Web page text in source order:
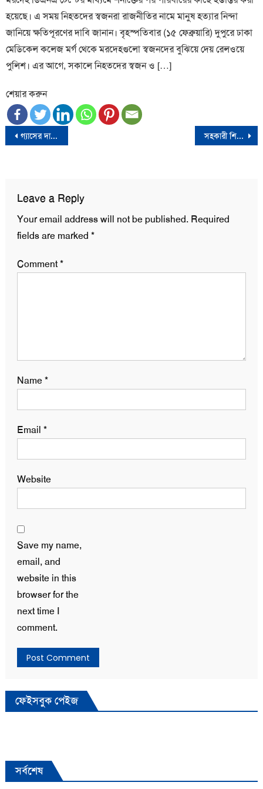
হয়েছে। এ সময় নিহতদের স্বজনরা রাজনীতির নামে মানুষ হত্যার নিন্দা
জানিয়ে ক্ষতিপূরণের দাবি জানান। বৃহস্পতিবার (১৫ ফেব্রুয়ারি) দুপুরে ঢাকা
মেডিকেল কলেজ মর্গ থেকে মরদেহগুলো স্বজনদের বুঝিয়ে দেয় রেলওয়ে
পুলিশ। এর আগে, সকালে নিহতদের স্বজন ও […]
শেয়ার করুন
Post
গ্যাসের দাম বাড়ানোয় যে ব্যাখ্যা দিলো মন্ত্রণালয় সহকারী শিক্ষক নিয়োগে প্রথম ধাপের চূড়ান্ত ফল প্রকাশ
Leave a Reply
Your email address will not be published. Required
fields are marked *
Comment*
Name*
Email *
Website
Save my name,
email, and
website in this
browser for the
next time I
comment.
ফেইসবুক পেইজ
সর্বশেষ